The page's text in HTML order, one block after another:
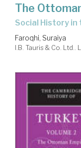
The
Social History
Faroqhi, Suraiya
I.B. Tauris & Co. Ltd..